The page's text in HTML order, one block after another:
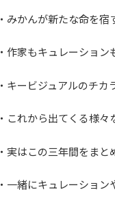
・みかんが新たな命を宿
・作家もキュレーショ
・キービジュアルのチカ
・これから出てくる様
・実はこの三年間をま
・一緒にキュレーション